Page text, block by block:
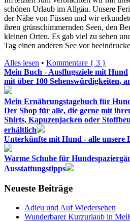
schönen Urlaub im Allgäu. Unsere
der Nähe von Füssen und wir
ihren grünschimmernden Seen, den
kleinen Orten. Es gab viel zu sehen
Tag einen anderen See vor
Alles lesen • Kommentare { 3 }
Mein Buch - Ausflugsziele mit Hund
mit über 100 Sehenswürdigkeiten,
Mein Ernährungstagebuch für
Der Shop für alle, die gerne mit
Shirts, Kapuzenjacken oder
erhältlich
Unterkünfte mit Hund - alle unsere
Warme Schuhe für
Ausstattungstipps
Neueste Beiträge
Adieu und Auf Wiedersehen
Wunderbarer Kurzurlaub in